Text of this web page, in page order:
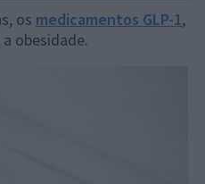
os medicamentos GLP-1,
obesidade.